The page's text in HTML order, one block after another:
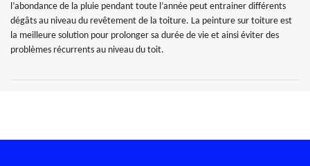
l’abondance de la pluie pendant toute l’année peut entrainer différents
dégâts au niveau du revêtement de la toiture. La peinture sur toiture est
la meilleure solution pour prolonger sa durée de vie et ainsi éviter des
problèmes récurrents au niveau du toit.